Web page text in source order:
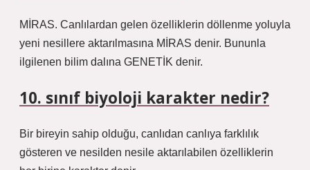
MİRAS. Canlılardan gelen özelliklerin döllenme yoluyla
yeni nesillere aktarılmasına MİRAS denir. Bununla
ilgilenen bilim dalına GENETİK denir.
10. sınıf biyoloji karakter nedir?
Bir bireyin sahip olduğu, canlıdan canlıya farklılık
gösteren ve nesilden nesile aktarılabilen özelliklerin